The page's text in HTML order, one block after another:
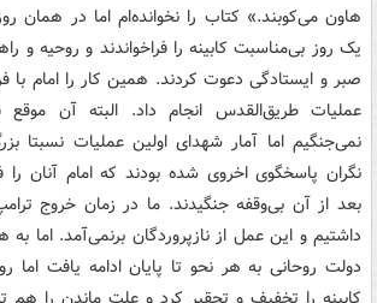
هاون می‌کوبند.» کتاب را نخوانده‌ام اما در همان
یک روز بی‌مناسبت کابینه را فراخواندند و روحیه و
صبر و ایستادگی دعوت کردند. همین کار را امام با
عملیات طریق‌القدس انجام داد. البته آن موقع
نمی‌جنگیم اما آمار شهدای اولین عملیات نسبتا
بعد از آن بی‌وقفه جنگیدند. ما در زمان خروج
داشتیم و این عمل از نازپروردگان برنمی‌آمد. اما
دولت روحانی به هر نحو تا پایان ادامه یافت اما